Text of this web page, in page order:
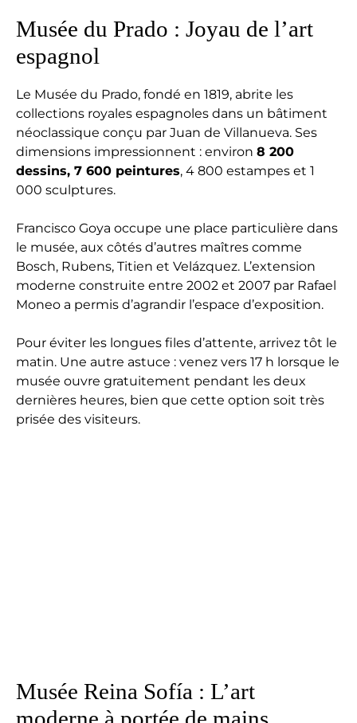
Musée du Prado : Joyau de l’art
espagnol
Le Musée du Prado, fondé en 1819, abrite les
collections royales espagnoles dans un bâtiment
néoclassique conçu par Juan de Villanueva. Ses
dimensions impressionnent : environ 8 200
dessins, 7 600 peintures, 4 800 estampes et 1
000 sculptures.
Francisco Goya occupe une place particulière dans
le musée, aux côtés d’autres maîtres comme
Bosch, Rubens, Titien et Velázquez. L’extension
moderne construite entre 2002 et 2007 par Rafael
Moneo a permis d’agrandir l’espace d’exposition.
Pour éviter les longues files d’attente, arrivez tôt le
matin. Une autre astuce : venez vers 17 h lorsque le
musée ouvre gratuitement pendant les deux
dernières heures, bien que cette option soit très
prisée des visiteurs.
Musée Reina Sofía : L’art
moderne à portée de mains